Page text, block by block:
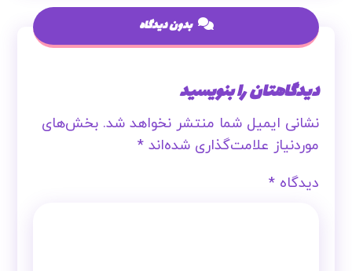
بدون دیدگاه
دیدگاهتان را بنویسید
نشانی ایمیل شما منتشر نخواهد شد. بخش‌های
موردنیاز علامت‌گذاری شده‌اند*
دیدگاه*